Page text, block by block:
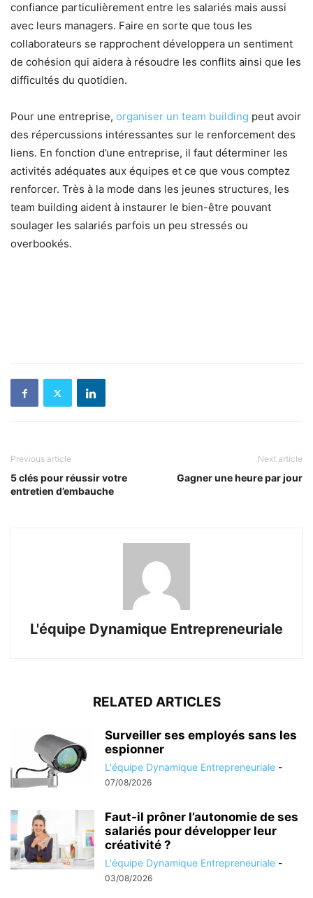
confiance particulièrement entre les salariés mais aussi
avec leurs managers. Faire en sorte que tous les
collaborateurs se rapprochent développera un sentiment
de cohésion qui aidera à résoudre les conflits ainsi que les
difficultés du quotidien.
Pour une entreprise, organiser un team building peut avoir
des répercussions intéressantes sur le renforcement des
liens. En fonction d’une entreprise, il faut déterminer les
activités adéquates aux équipes et ce que vous comptez
renforcer. Très à la mode dans les jeunes structures, les
team building aident à instaurer le bien-être pouvant
soulager les salariés parfois un peu stressés ou
overbookés.
Previous article
5 clés pour réussir votre
entretien d’embauche
Next article
Gagner une heure par jour
L'équipe Dynamique Entrepreneuriale
RELATED ARTICLES
Surveiller ses employés sans les
espionner
L'équipe Dynamique Entrepreneuriale -
07/08/2026
Faut-il prôner l’autonomie de ses
salariés pour développer leur
créativité ?
L'équipe Dynamique Entrepreneuriale -
03/08/2026